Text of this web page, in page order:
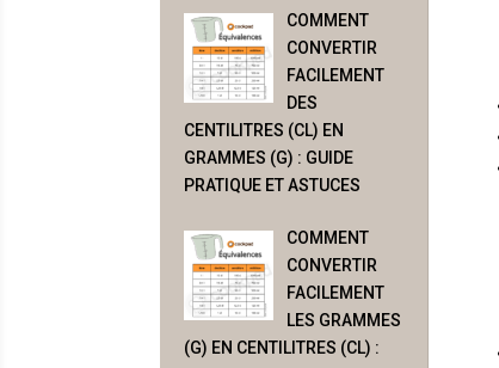
COMMENT
CONVERTIR
FACILEMENT
DES
CENTILITRES (CL) EN
GRAMMES (G) : GUIDE
PRATIQUE ET ASTUCES
COMMENT
CONVERTIR
FACILEMENT
LES GRAMMES
(G) EN CENTILITRES (CL) :